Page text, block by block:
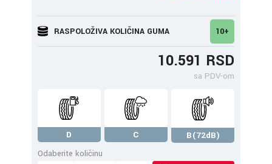
RASPOLOŽIVA KOLIČINA GUMA 10+
10.591 RSD
sa PDV-om
D C
B(72dB)
Odaberite količinu